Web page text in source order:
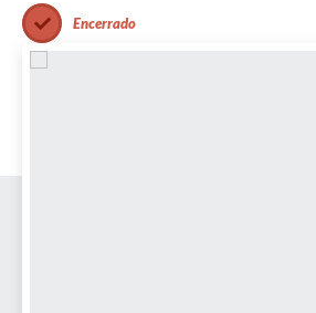
Serviços Online
Transparência
Encerrado